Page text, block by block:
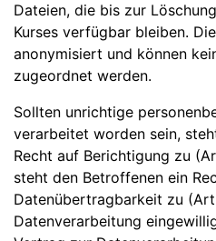
Dateien, die bis zur
Kurses verfügbar bleiben.
anonymisiert und können
zugeordnet werden.
Sollten unrichtige
verarbeitet worden sein,
Recht auf Berichtigung zu
steht den Betroffenen ein
Datenübertragbarkeit zu
Datenverarbeitung